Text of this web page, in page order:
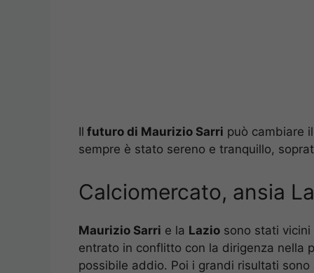
Il futuro di Maurizio Sarri può cambiare
sempre è stato sereno e tranquillo,
Calciomercato, ansia
Maurizio Sarri e la Lazio sono stati vicini
entrato in conflitto con la dirigenza nella
possibile addio. Poi i grandi risultati